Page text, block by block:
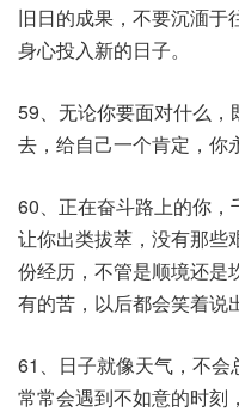
旧日的成果，不要沉湎于
身心投入新的日子。
59、无论你要面对什么
去，给自己一个肯定，你
60、正在奋斗路上的你
让你出类拔萃，没有那些
份经历，不管是顺境还是
有的苦，以后都会笑着说
61、日子就像天气，不
常常会遇到不如意的时刻